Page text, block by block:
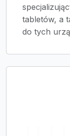
tabletów, a
do tych